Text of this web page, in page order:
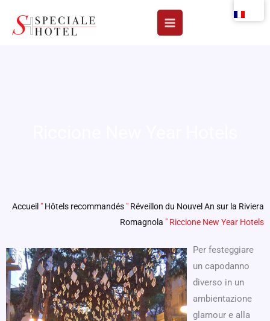
Accueil " Hôtels recommandés " Réveillon du Nouvel An sur la Riviera
Romagnola " Riccione New Year Hotels
Per festeggiare
un capodanno
diverso in un
ambientazione
glamour e alla